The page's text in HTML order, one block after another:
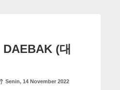
(대
Senin, 14 November 2022